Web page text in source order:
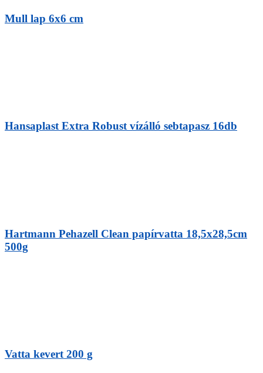
Mull lap 6x6 cm
Hansaplast Extra Robust vízálló sebtapasz 16db
Hartmann Pehazell Clean papírvatta 18,5x28,5cm
500g
Vatta kevert 200 g